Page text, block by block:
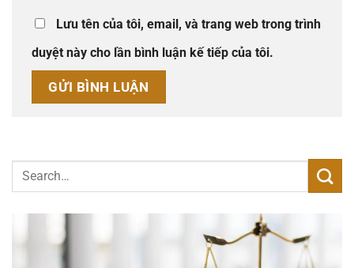
Lưu tên của tôi, email, và trang web trong trình
duyệt này cho lần bình luận kế tiếp của tôi.